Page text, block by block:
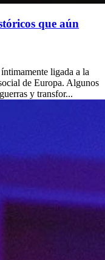
que aún
ligada a la
de Europa. Algunos
y transfor...